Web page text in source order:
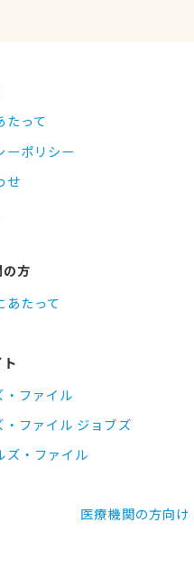
たって
ーポリシー
せ
方
あたって
・ファイル
・ファイル ジョブズ
ズ・ファイル
医療機関の方向